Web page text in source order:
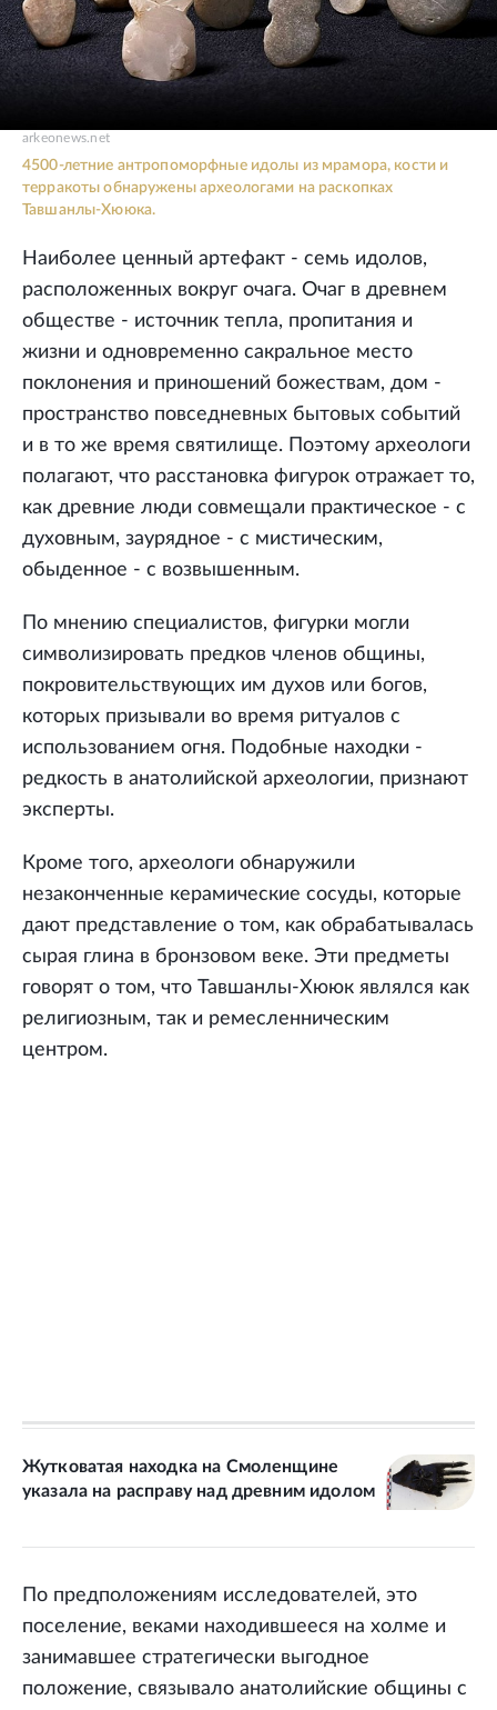
arkeonews.net
4500-летние антропоморфные идолы из мрамора, кости и
терракоты обнаружены археологами на раскопках
Тавшанлы-Хююка.
Наиболее ценный артефакт - семь идолов,
расположенных вокруг очага. Очаг в древнем
обществе - источник тепла, пропитания и
жизни и одновременно сакральное место
поклонения и приношений божествам, дом -
пространство повседневных бытовых событий
и в то же время святилище. Поэтому археологи
полагают, что расстановка фигурок отражает то,
как древние люди совмещали практическое - с
духовным, заурядное - с мистическим,
обыденное - с возвышенным.
По мнению специалистов, фигурки могли
символизировать предков членов общины,
покровительствующих им духов или богов,
которых призывали во время ритуалов с
использованием огня. Подобные находки -
редкость в анатолийской археологии, признают
эксперты.
Кроме того, археологи обнаружили
незаконченные керамические сосуды, которые
дают представление о том, как обрабатывалась
сырая глина в бронзовом веке. Эти предметы
говорят о том, что Тавшанлы-Хююк являлся как
религиозным, так и ремесленническим
центром.
Жутковатая находка на Смоленщине
указала на расправу над древним идолом
По предположениям исследователей, это
поселение, веками находившееся на холме и
занимавшее стратегически выгодное
положение, связывало анатолийские общины с